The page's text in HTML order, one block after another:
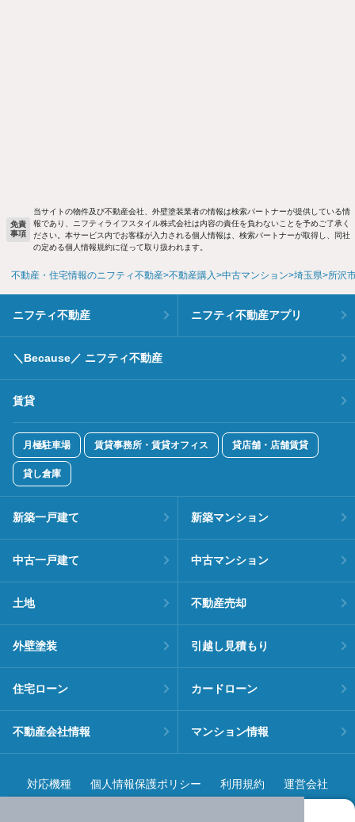
免責
事項
当サイトの物件及び不動産会社、外壁塗装業者の情報は検索パートナーが提供している情
報であり、ニフティライフスタイル株式会社は内容の責任を負わないことを予めご了承く
ださい。本サービス内でお客様が入力される個人情報は、検索パートナーが取得し、同社
の定める個人情報規約に従って取り扱われます。
不動産・住宅情報のニフティ不動産 不動産購入 中古マンション 埼玉県 所沢
ニフティ不動産 ニフティ不動産アプリ
＼Because／ ニフティ不動産
賃貸
月極駐車場 賃貸事務所・賃貸オフィス 貸店舗・店舗賃貸
貸し倉庫
新築一戸建て 新築マンション
中古一戸建て 中古マンション
土地 不動産売却
外壁塗装 引越し見積もり
住宅ローン カードローン
不動産会社情報 マンション情報
対応機種 個人情報保護ポリシー 利用規約 運営会社